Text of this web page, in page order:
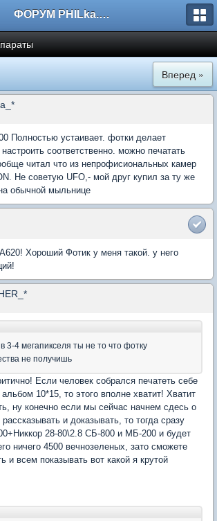
ФОРУМ PHILka.RU
Вперед »
Полностью устаивает. фотки делает
соответственно. можно печатать
читал что из непрофисиональных камер
Не советую UFO,- мой друг купил за ту же
обычной мыльнице
Хороший Фотик у меня такой. у него
3-4 мегапикселя ты не то что фотку
не получишь
Если человек собрался печатеть себе
10*15, то этого вполне хватит! Хватит
ну конечно если мы сейчас начнем сдесь о
и доказывать, то тогда сразу
28-80\2.8 СБ-800 и МБ-200 и будет
ничего 4500 вечнозеленых, зато сможете
и всем показывать вот какой я крутой